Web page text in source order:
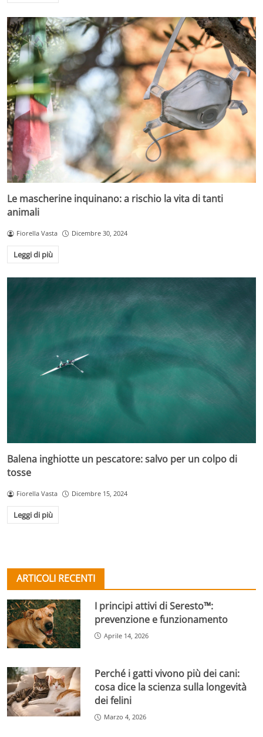
Le mascherine inquinano: a rischio la vita di tanti
animali
Fiorella Vasta Dicembre 30, 2024
Leggi di più
Balena inghiotte un pescatore: salvo per un colpo di
tosse
Fiorella Vasta Dicembre 15, 2024
Leggi di più
ARTICOLI RECENTI
I principi attivi di Seresto™:
prevenzione e funzionamento
Aprile 14, 2026
Perché i gatti vivono più dei cani:
cosa dice la scienza sulla longevità
dei felini
Marzo 4, 2026